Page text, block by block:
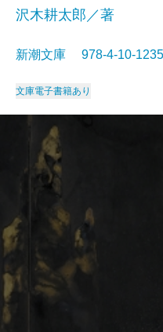
沢木耕太郎／著
新潮文庫 978-4-10-
文庫電子書籍あり